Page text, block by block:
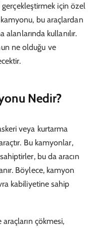
için özel
bu araçlardan
kullanılır.
ne olduğu ve
Nedir?
veya kurtarma
Bu kamyonlar,
bu da aracın
Böylece, kamyon
kabiliyetine sahip
çökmesi,